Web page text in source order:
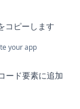
ピーします
your app
ード要素に追加